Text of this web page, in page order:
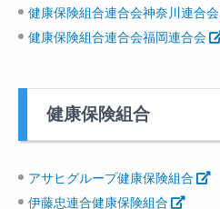
健康保険組合連合会神奈川連合会
健康保険組合連合会福岡連合会
健康保険組合
アサヒグループ健康保険組合
伊藤忠連合健康保険組合